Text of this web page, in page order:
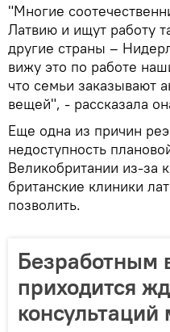
"Многие
Латвию и ищут работу
другие страны –
вижу это по работе
что семьи заказывают
вещей", - рассказала
Еще одна из причин
недоступность
Великобритании из-за
британские клиники
позволить.
Безработным
приходится